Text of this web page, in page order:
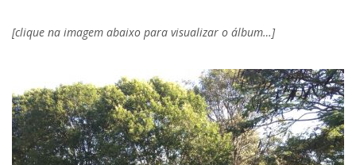
[clique na imagem abaixo para visualizar o álbum…]